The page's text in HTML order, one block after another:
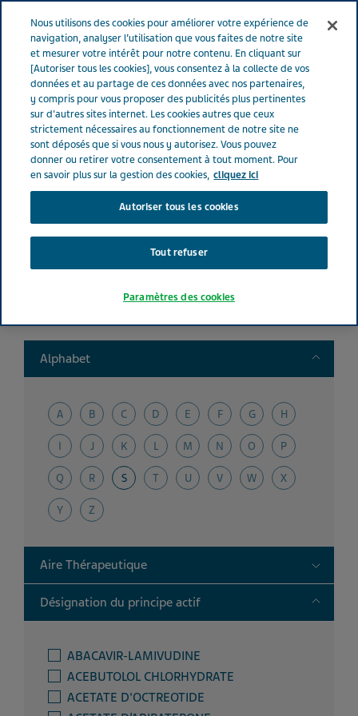
Menu
France Nos Produits Product catalog
Liste de nos médicaments
Search
Filtres clairs
Alphabet Toggle
A B C D E F G H
I J K L M N O P
Q R S T U V W X
Y Z
Aire Thérapeutique Toggle
Désignation du principe actif Toggle
ABACAVIR-LAMIVUDINE
ACEBUTOLOL CHLORHYDRATE
ACETATE D'OCTREOTIDE
Nous utilisons des cookies pour améliorer votre expérience de
navigation, analyser l’utilisation que vous faites de notre site
et mesurer votre intérêt pour notre contenu. En cliquant sur
[Autoriser tous les cookies], vous consentez à la collecte de vos
données et au partage de ces données avec nos partenaires,
y compris pour vous proposer des publicités plus pertinentes
sur d'autres sites internet. Les cookies autres que ceux
strictement nécessaires au fonctionnement de notre site ne
sont déposés que si vous nous y autorisez. Vous pouvez
donner ou retirer votre consentement à tout moment. Pour
en savoir plus sur la gestion des cookies, cliquez ici
Autoriser tous les cookies
Tout refuser
Paramètres des cookies